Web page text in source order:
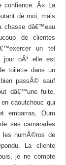
confiance. Â« La
de moi, mais
dâ€™eau
de clientes
un tel
jour oÃ¹ elle est
toilette dans un
passÃ© sauf
dâ€™une fuite,
caoutchouc qui
embarras, Oum
ses camarades
numÃ©ros de
La cliente
je ne compte